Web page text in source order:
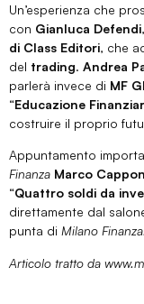
Un’esperienza che
con Gianluca Defendi
di Class Editori, che
del trading. Andrea
parlerà invece di MF
“Educazione
costruire il proprio
Appuntamento
Finanza Marco
“Quattro soldi da
direttamente dal
punta di Milano Finanza.
Articolo tratto da